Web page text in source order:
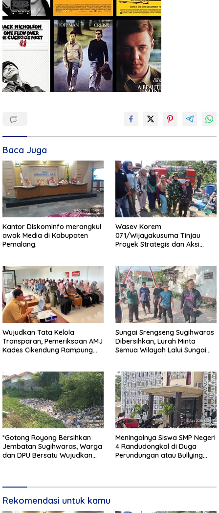
Baca Juga
Kantor Diskominfo merangkul
awak Media di Kabupaten
Pemalang.
Wasev Korem
071/Wijayakusuma Tinjau
Proyek Strategis dan Aksi
Wujudkan Tata Kelola
Transparan, Pemeriksaan AMJ
Kades Cikendung Rampung
Sungai Srengseng Sugihwaras
Dibersihkan, Lurah Minta
Semua Wilayah Lalui Sungai
*Gotong Royong Bersihkan
Jembatan Sugihwaras, Warga
dan DPU Bersatu Wujudkan
Meningalnya Siswa SMP Negeri
4 Randudongkal di Duga
Perundungan atau Bullying
Rekomendasi untuk kamu